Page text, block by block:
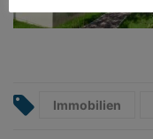
Immobilien